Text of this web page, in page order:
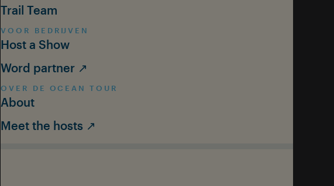
Trail Team
VOOR BEDRIJVEN
Host a Show
Word partner ↗
OVER DE OCEAN TOUR
About
Meet the hosts ↗